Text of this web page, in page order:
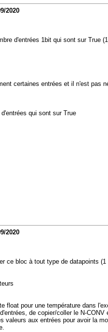
2020
d'entrées 1bit qui sont sur
certaines entrées et il n'est
qui sont sur True
2020
ce bloc à tout type de datapoints
float pour une température dans
de copier/coller le N-
valeurs aux entrées pour avoir la